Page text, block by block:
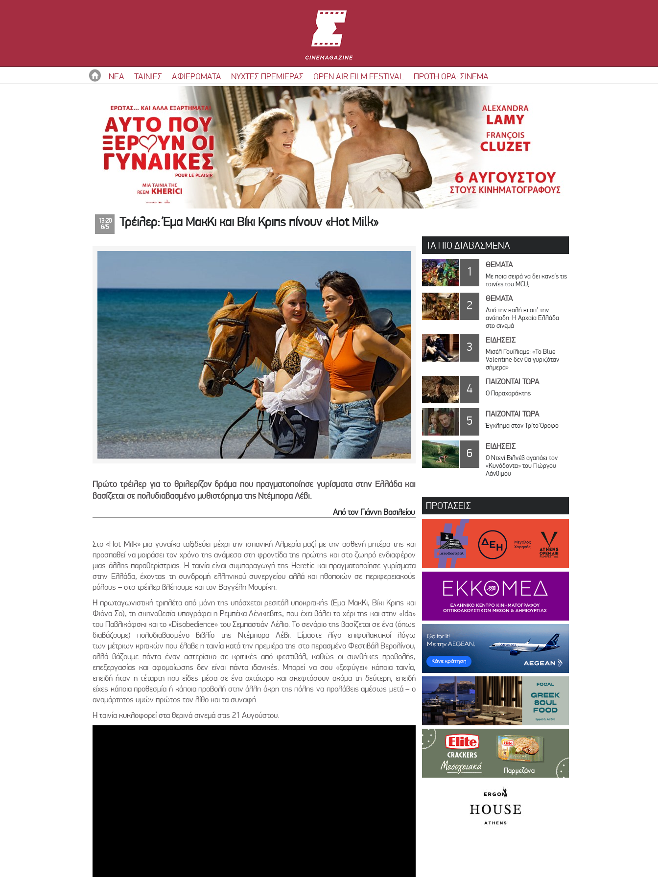
ΝΕΑ ΤΑΙΝΙΕΣ ΑΦΙΕΡΩΜΑΤΑ ΝΥΧΤΕΣ ΠΡΕΜΙΕΡΑΣ OPEN AIR FILM FESTIVAL ΠΡΩΤΗ ΩΡΑ: ΣΙΝΕΜΑ
13:20
6/5
Τρέιλερ: Έμα ΜακΚι και Βίκι Κριπς πίνουν «Hot Milk»
Πρώτο τρέιλερ για το θριλερίζον δράμα που πραγματοποίησε γυρίσματα στην Ελλάδα και
βασίζεται σε πολυδιαβασμένο μυθιστόρημα της Ντέμπορα Λέβι.
Από τον Γιάννη Βασιλείου
Στο «Hot Milk» μια γυναίκα ταξιδεύει μέχρι την ισπανική Αλμερία μαζί με την ασθενή μητέρα της και
προσπαθεί να μοιράσει τον χρόνο της ανάμεσα στη φροντίδα της πρώτης και στο ζωηρό ενδιαφέρον
μιας άλλης παραθερίστριας. Η ταινία είναι συμπαραγωγή της Heretic και πραγματοποίησε γυρίσματα
στην Ελλάδα, έχοντας τη συνδρομή ελληνικού συνεργείου αλλά και ηθοποιών σε περιφερειακούς
ρόλους – στο τρέιλερ βλέπουμε και τον Βαγγέλη Μουρίκη.
Η πρωταγωνιστική τριπλέτα από μόνη της υπόσχεται ρεσιτάλ υποκριτικής (Έμα ΜακΚι, Βίκι Κριπς και
Φιόνα Σο), τη σκηνοθεσία υπογράφει η Ρεμπέκα Λένκιεβιτς, που έχει βάλει το χέρι της και στην «Ida»
του Παβλικόφσκι και το «Disobedience» του Σεμπαστιάν Λέλιο. Το σενάριο της βασίζεται σε ένα (όπως
διαβάζουμε) πολυδιαβασμένο βιβλίο της Ντέμπορα Λέβι. Είμαστε λίγο επιφυλακτικοί λόγω
των μέτριων κριτικών που έλαβε η ταινία κατά την πρεμιέρα της στο περασμένο Φεστιβάλ Βερολίνου,
αλλά βάζουμε πάντα έναν αστερίσκο σε κριτικές από φεστιβάλ, καθώς οι συνθήκες προβολής,
επεξεργασίας και αφομοίωσης δεν είναι πάντα ιδανικές. Μπορεί να σου «ξεφύγει» κάποια ταινία,
επειδή ήταν η τέταρτη που είδες μέσα σε ένα οχτάωρο και σκεφτόσουν ακόμα τη δεύτερη, επειδή
είχες κάποια προθεσμία ή κάποια προβολή στην άλλη άκρη της πόλης να προλάβεις αμέσως μετά – ο
αναμάρτητος υμών πρώτος τον λίθο και τα συναφή.
Η ταινία κυκλοφορεί στα θερινά σινεμά στις 21 Αυγούστου.
ΤΑ ΠΙΟ ΔΙΑΒΑΣΜΕΝΑ
1 ΘΕΜΑΤΑ
Με ποια σειρά να δει κανείς τις
ταινίες του MCU;
2 ΘΕΜΑΤΑ
Από την καλή κι απ’ την
ανάποδη: Η Αρχαία Ελλάδα
στο σινεμά
3 ΕΙΔΗΣΕΙΣ
Μισέλ Γουίλιαμς: «Το Blue
Valentine δεν θα γυριζόταν
σήμερα»
4 ΠΑΙΖΟΝΤΑΙ ΤΩΡΑ
Ο Παραχαράκτης
5 ΠΑΙΖΟΝΤΑΙ ΤΩΡΑ
Έγκλημα στον Τρίτο Όροφο
6 ΕΙΔΗΣΕΙΣ
Ο Ντενί Βιλνέβ αγαπάει τον
«Κυνόδοντα» του Γιώργου
Λάνθιμου
ΠΡΟΤΑΣΕΙΣ